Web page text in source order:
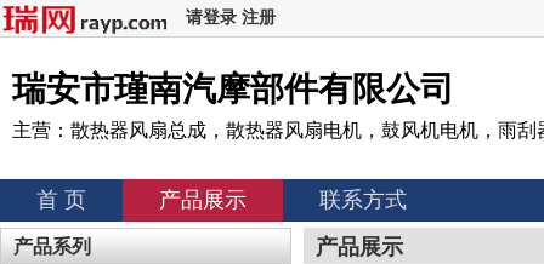
请登录 注册
瑞安市瑾南汽摩部件有限公司
主营：散热器风扇总成，散热器风扇电机，鼓风机电机，雨刮
首 页 产品展示 联系方式
产品系列
产品展示